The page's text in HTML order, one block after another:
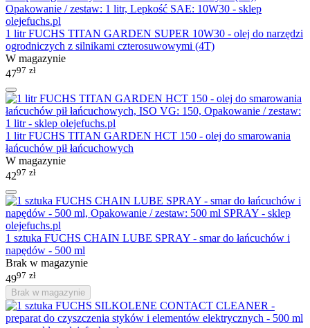
1 litr FUCHS TITAN GARDEN SUPER 10W30 - olej do narzędzi
ogrodniczych z silnikami czterosuwowymi (4T)
W magazynie
4797 zł
1 litr FUCHS TITAN GARDEN HCT 150 - olej do smarowania
łańcuchów pił łańcuchowych
W magazynie
4297 zł
1 sztuka FUCHS CHAIN LUBE SPRAY - smar do łańcuchów i
napędów - 500 ml
Brak w magazynie
4997 zł
Brak w magazynie